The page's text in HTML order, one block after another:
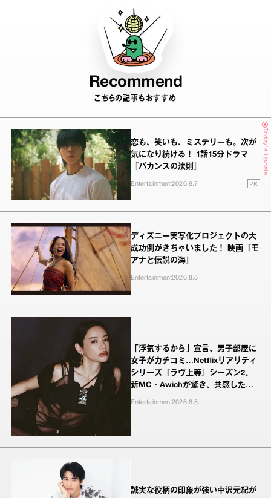
Recommend
こちらの記事もおすすめ
Today's Update
恋も、笑いも、ミステリーも。次が
気になり続ける！ 1話15分ドラマ
『バカンスの法則』
Entertainment2026.8.7 PR
ディズニー実写化プロジェクトの大
成功例がきちゃいました！ 映画『モ
アナと伝説の海』
Entertainment2026.8.5
「浮気するから」宣言、男子部屋に
女子がカチコミ…Netflixリアリティ
シリーズ『ラヴ上等』シーズン2、
新MC・Awichが驚き、共感したヤ
Entertainment2026.8.5
誠実な役柄の印象が強い中沢元紀が